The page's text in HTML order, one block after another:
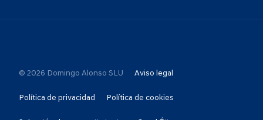
© 2026 Domingo Alonso SLU Aviso legal
Política de privacidad Política de cookies